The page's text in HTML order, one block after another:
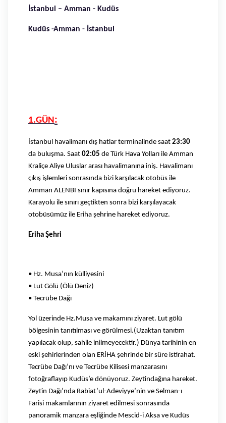
İstanbul – Amman - Kudüs
Kudüs -Amman - İstanbul
1.GÜN :
İstanbul havalimanı dış hatlar terminalinde saat 23:30
da buluşma. Saat 02:05 de Türk Hava Yolları ile Amman
Kraliçe Aliye Uluslar arası havalimanına iniş. Havalimanı
çıkış işlemleri sonrasında bizi karşılacak otobüs ile
Amman ALENBI sınır kapısına doğru hareket ediyoruz.
Karayolu ile sınırı geçtikten sonra bizi karşılayacak
otobüsümüz ile Eriha şehrine hareket ediyoruz.
Eriha Şehri
• Hz. Musa’nın külliyesini
• Lut Gölü (Ölü Deniz)
• Tecrübe Dağı
Yol üzerinde Hz.Musa ve makamını ziyaret. Lut gölü
bölgesinin tanıtılması ve görülmesi.(Uzaktan tanıtım
yapılacak olup, sahile inilmeyecektir.) Dünya tarihinin en
eski şehirlerinden olan ERİHA şehrinde bir süre istirahat.
Tecrübe Dağı’nı ve Tecrübe Kilisesi manzarasını
fotoğraflayıp Kudüs’e dönüyoruz. Zeytindağına hareket.
Zeytin Dağı’nda Rabiat’ul-Adeviyye’nin ve Selman-ı
Farisi makamlarının ziyaret edilmesi sonrasında
panoramik manzara eşliğinde Mescid-i Aksa ve Kudüs